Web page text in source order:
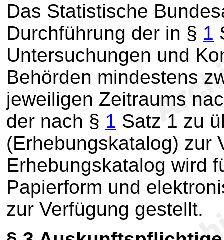
Das Statistische
Durchführung der in § 1
Untersuchungen und
Behörden mindestens
jeweiligen Zeitraums
der nach § 1 Satz 1 zu
(Erhebungskatalog) zur
Erhebungskatalog wird
Papierform und
zur Verfügung gestellt.